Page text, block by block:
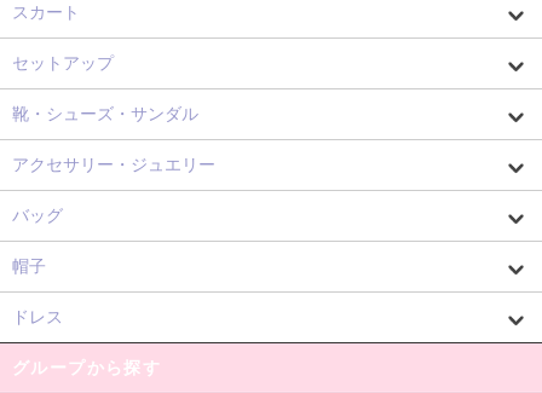
スカート
セットアップ
靴・シューズ・サンダル
アクセサリー・ジュエリー
バッグ
帽子
ドレス
グループから探す